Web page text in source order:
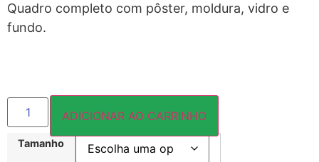
Quadro completo com pôster, moldura, vidro e
fundo.
Tamanho
ADICIONAR AO CARRINHO